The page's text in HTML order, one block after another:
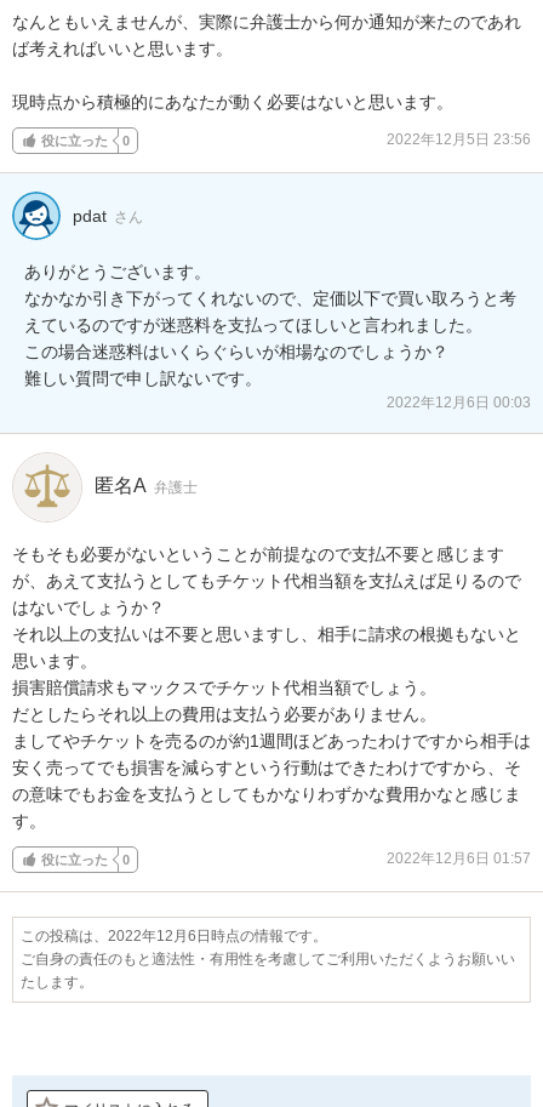
なんともいえませんが、実際に弁護士から何か通知が来たのであれ
ば考えればいいと思います。
現時点から積極的にあなたが動く必要はないと思います。
役に立った 0 2022年12月5日 23:56
pdat さん
ありがとうございます。
なかなか引き下がってくれないので、定価以下で買い取ろうと考
えているのですが迷惑料を支払ってほしいと言われました。
この場合迷惑料はいくらぐらいが相場なのでしょうか？
難しい質問で申し訳ないです。
2022年12月6日 00:03
匿名A 弁護士
そもそも必要がないということが前提なので支払不要と感じます
が、あえて支払うとしてもチケット代相当額を支払えば足りるので
はないでしょうか？
それ以上の支払いは不要と思いますし、相手に請求の根拠もないと
思います。
損害賠償請求もマックスでチケット代相当額でしょう。
だとしたらそれ以上の費用は支払う必要がありません。
ましてやチケットを売るのが約1週間ほどあったわけですから相手は
安く売ってでも損害を減らすという行動はできたわけですから、そ
の意味でもお金を支払うとしてもかなりわずかな費用かなと感じま
す。
役に立った 0 2022年12月6日 01:57
この投稿は、2022年12月6日時点の情報です。
ご自身の責任のもと適法性・有用性を考慮してご利用いただくようお願いい
たします。